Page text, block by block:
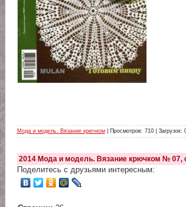
Мода и модель. Вязание крючком| Просмотров: 710 | Загрузок:
2014 Мода и модель. Вязание крючком № 07,
Поделитесь с друзьями интересным: